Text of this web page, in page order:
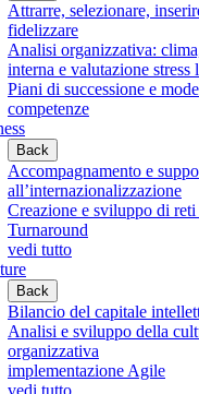
Attrarre, selezionare,
fidelizzare
Analisi organizzativa:
interna e valutazione stress
Piani di successione e
competenze
Back
Accompagnamento e
all’internazionalizzazione
Creazione e sviluppo di reti
Turnaround
vedi tutto
Back
Bilancio del capitale
Analisi e sviluppo della
organizzativa
implementazione Agile
vedi tutto